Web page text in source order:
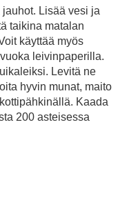
Lisää vesi ja
taikina matalan
käyttää myös
leivinpaperilla.
Levitä ne
hyvin munat, maito
Kaada
200 asteisessa